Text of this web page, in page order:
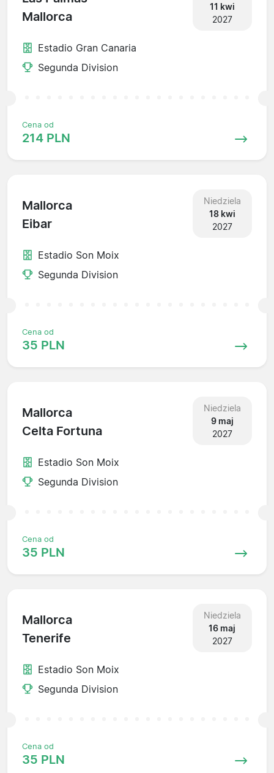
Mallorca
11 kwi
2027
Estadio Gran Canaria
Segunda Division
Cena od
214 PLN
Mallorca
Eibar
Niedziela
18 kwi
2027
Estadio Son Moix
Segunda Division
Cena od
35 PLN
Mallorca
Celta Fortuna
Niedziela
9 maj
2027
Estadio Son Moix
Segunda Division
Cena od
35 PLN
Mallorca
Tenerife
Niedziela
16 maj
2027
Estadio Son Moix
Segunda Division
Cena od
35 PLN